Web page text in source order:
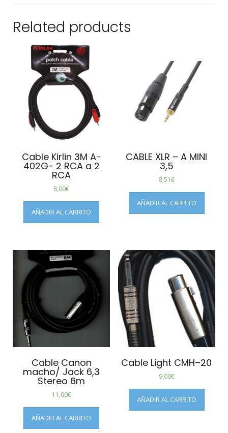
Related products
Cable Kirlin 3M A-
402G- 2 RCA a 2
RCA
8,00€
AÑADIR AL CARRITO
CABLE XLR – A MINI
3,5
8,51€
AÑADIR AL CARRITO
Cable Canon
macho/ Jack 6,3
Stereo 6m
11,00€
AÑADIR AL CARRITO
Cable Light CMH–20
9,00€
AÑADIR AL CARRITO